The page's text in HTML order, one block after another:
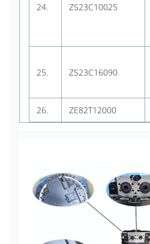
24. ZS23C10025
25. ZS23C16090
26. ZE82T12000